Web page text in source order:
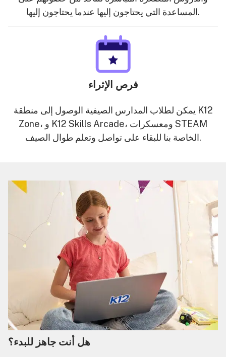
المساعدة التي يحتاجون إليها عندما يحتاجون إليها.
فرص الإثراء
يمكن لطلاب المدارس الصيفية الوصول إلى منطقة K12
Zone، و K12 Skills Arcade، ومعسكرات STEAM
الخاصة بنا للبقاء على تواصل وتعلم طوال الصيف.
هل أنت جاهز للبدء؟